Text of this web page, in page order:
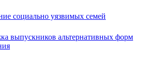
социально уязвимых семей
выпускников альтернативных форм